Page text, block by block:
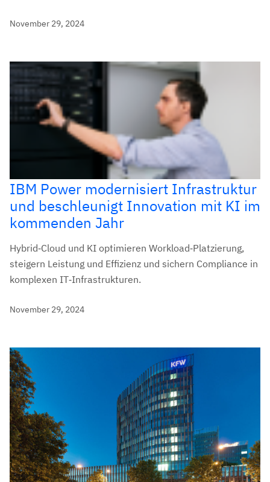
November 29, 2024
IBM Power modernisiert Infrastruktur
und beschleunigt Innovation mit KI im
kommenden Jahr
Hybrid‑Cloud und KI optimieren Workload‑Platzierung,
steigern Leistung und Effizienz und sichern Compliance in
komplexen IT‑Infrastrukturen.
November 29, 2024